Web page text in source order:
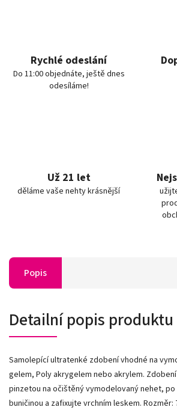
Rychlé odeslání
Do 11:00 objednáte, ještě dnes
odesíláme!
Už 21 let
děláme vaše nehty krásnější
Popis
Detailní popis produktu
Samolepící ultratenké zdobení vhodné na
gelem, Poly akrygelem nebo akrylem.
pinzetou na očištěný vymodelovaný nehet,
buničinou a zafixujte vrchním leskem. Rozměr: